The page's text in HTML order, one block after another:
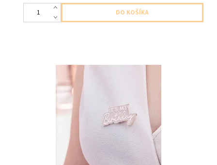
kovovy odznak ruzovy moj narodeninovy den 1ks v baleni
velkost 5x2,5cm